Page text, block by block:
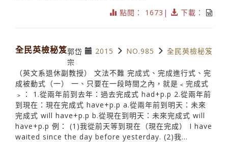
點閱： 1673|
下載：
全民英檢秘笈 2015 NO.985 全民英檢秘笈
郭岱
宗
（英文系退休副教授） 文法不難 完成式、完成進行式、完
成被動式（一） 一、只要在一段時間之內，就是﹤完成式
﹥： 1.從兩年前到去年：過去完成式 had+p.p 2.從兩年前
到現在：現在完成式 have+p.p a.從兩年前到明天：未來
完成式 will have+p.p b.從現在到明天：未來完成式 will
have+p.p 例： (1)我從前天等到現在（現在完成） I have
waited since the day before yesterday. (2)我...